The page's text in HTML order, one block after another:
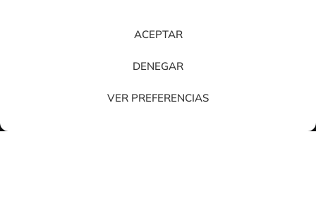
ACEPTAR
DENEGAR
VER PREFERENCIAS
Contacta con nosotros y juntos crearemos tu nuevo